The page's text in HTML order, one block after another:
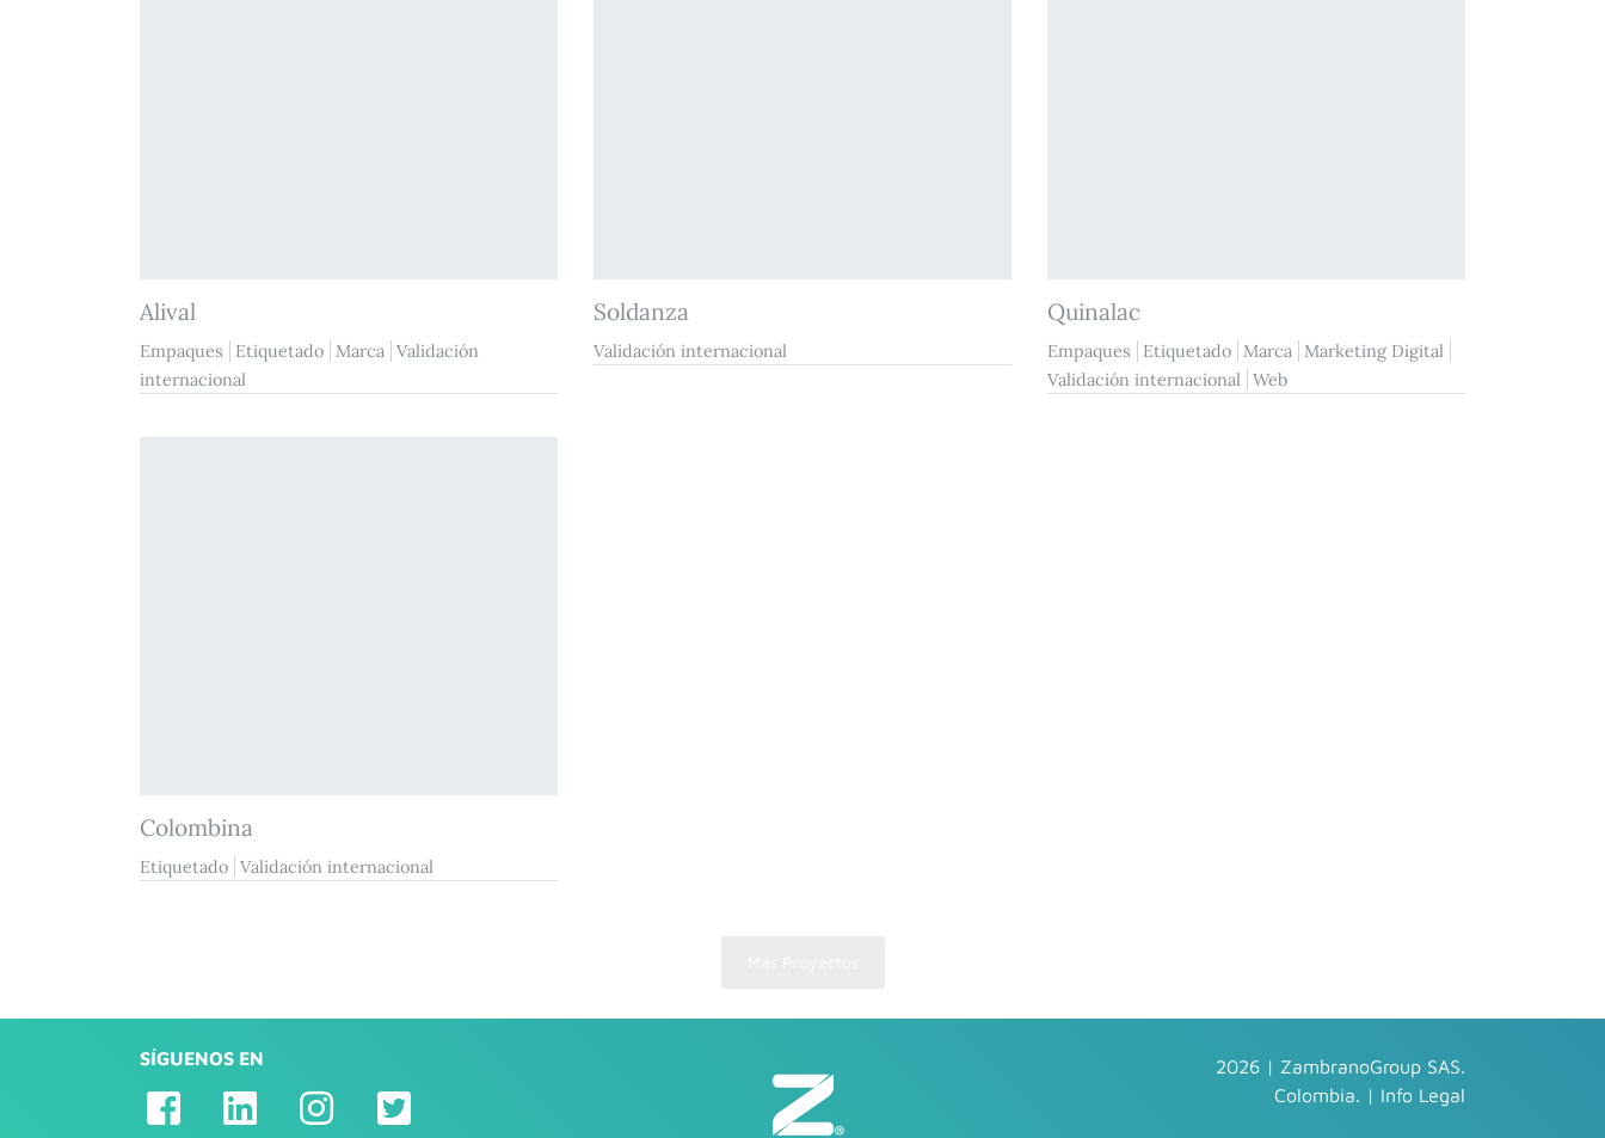
Alival
Empaques Etiquetado Marca Validación
internacional
Soldanza
Validación internacional
Quinalac
Empaques Etiquetado Marca
Marketing Digital
Validación internacional Web
Colombina
Etiquetado Validación internacional
SÍGUENOS EN
2026 | ZambranoGroup SAS.
Colombia. | Info Legal